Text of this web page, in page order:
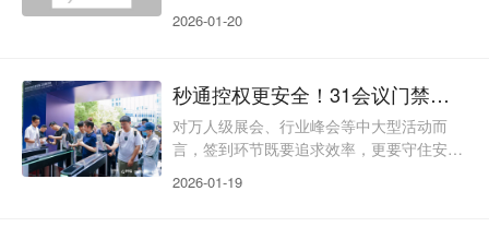
压力，适配各类参会
第一份见面礼，是身份层级的直观标识，更
得潦草，还常出现信息脱节、权限混乱的问
题。31会议现场制证服务，跳出“单纯制证”
的工具属性，以品牌定制为核心，联动全流
牌温度、保障活
2026-01-20
秒通控权更安全！31会议门禁闸机签到
对万人级展会、行业峰会等中大型活动而
言，签到环节既要追求效率，更要守住安全
验，又要精准划分人群权限、杜绝身份冒
2026-01-19